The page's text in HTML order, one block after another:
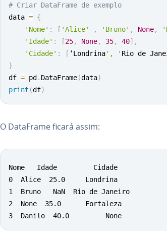
# Criar DataFrame de exemplo
data = {
'Nome' : [ 'Alice' , 'Bruno' , None,
'Idade' : [25, None, 35, 40] ,
'Cidade' : [ ‘Londrina', ' Rio de
}
df = pd . DataFrame(data)
print (df)
O DataFrame ficará assim:
Nome   Idade         Cidade
0  Alice  25.0     Londrina
1  Bruno   NaN  Rio de Janeiro
2  None  35.0      Fortaleza
3  Danilo  40.0         None